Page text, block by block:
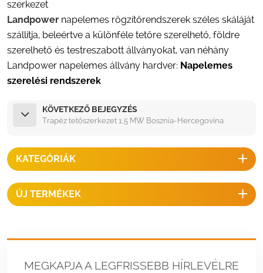
szerkezet
Landpower napelemes rögzítőrendszerek széles skáláját
szállítja, beleértve a különféle tetőre szerelhető, földre
szerelhető és testreszabott állványokat, van néhány
Landpower napelemes állvány hardver: Napelemes
szerelési rendszerek
KÖVETKEZŐ BEJEGYZÉS
Trapéz tetőszerkezet 1,5 MW Bosznia-Hercegovina
KATEGÓRIÁK
ÚJ TERMÉKEK
MEGKAPJA A LEGFRISSEBB HÍRLEVÉLRE